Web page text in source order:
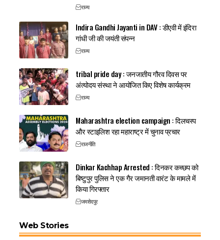
राज्य
Indira Gandhi Jayanti in DAV : डीएवी में इंदिरा
गांधी जी की जयंती संपन्न
राज्य
tribal pride day : जनजातीय गौरव दिवस पर
अंत्योदय संस्था ने आयोजित किए विशेष कार्यक्रम
राज्य
Maharashtra election campaign : दिलचस्प
और स्टाइलिश रहा महाराष्ट्र में चुनाव प्रचार
राजनीति
Dinkar Kachhap Arrested : दिनकर कच्छप को
बिष्टुपुर पुलिस ने एक गैर जमानती वारंट के मामले में
किया गिरफ्तार
जमशेदपुर
Web Stories